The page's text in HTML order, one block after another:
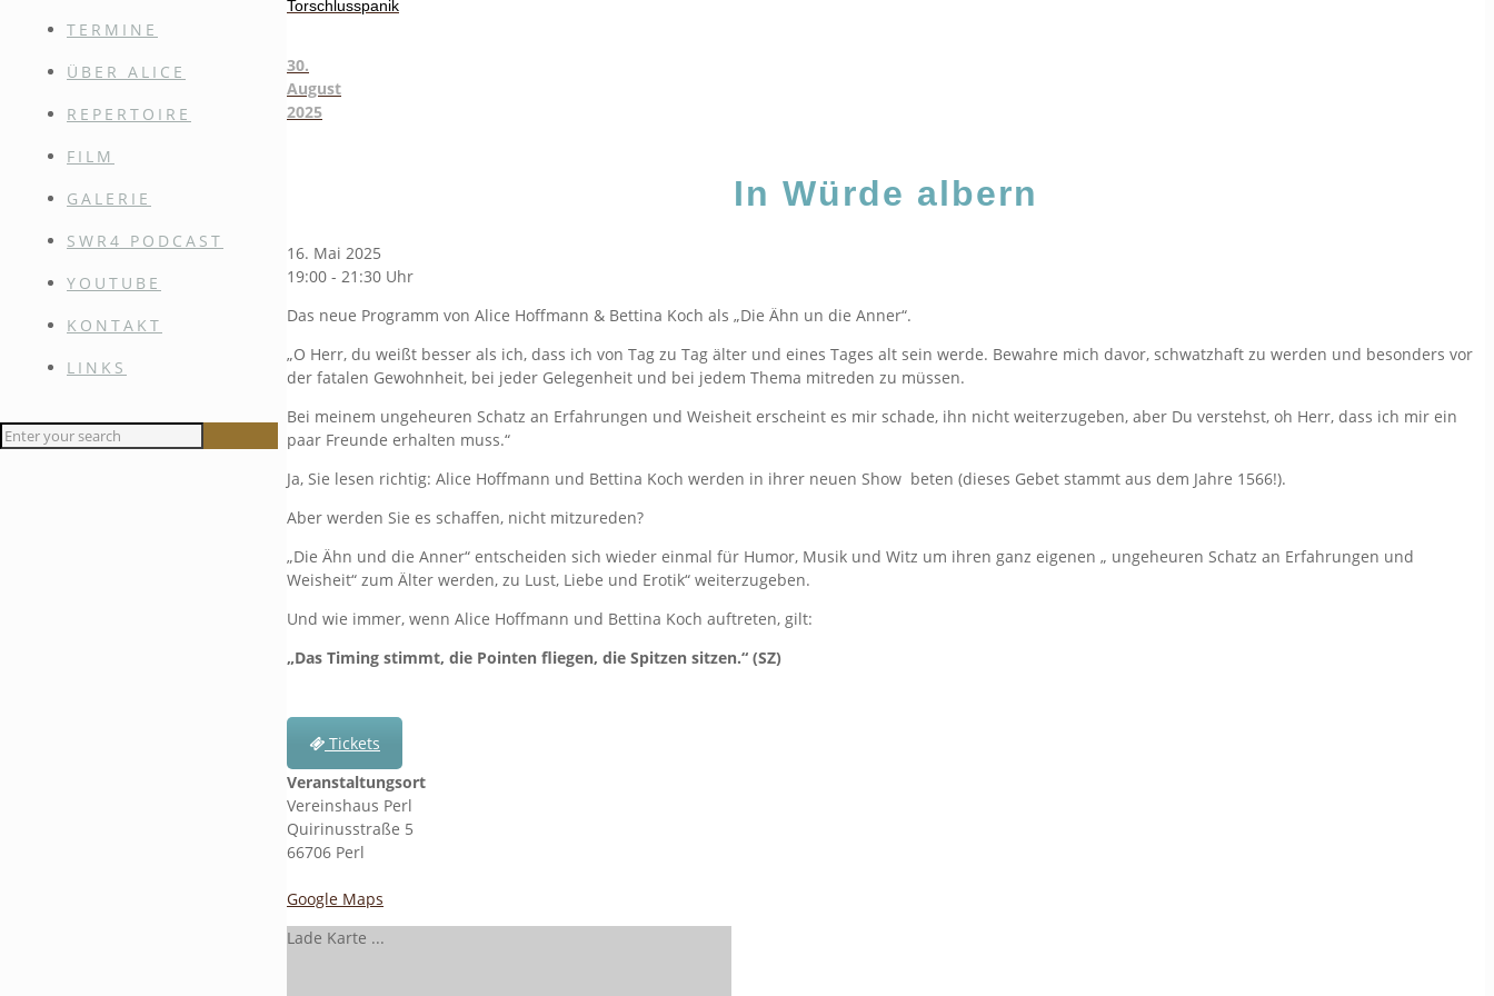
TERMINE
ÜBER ALICE
REPERTOIRE
FILM
GALERIE
SWR4 PODCAST
YOUTUBE
KONTAKT
LINKS
Torschlusspanik
30.
August
2025
In Würde albern
16. Mai 2025
19:00 - 21:30 Uhr
Das neue Programm von Alice Hoffmann & Bettina Koch als „Die Ähn un die Anner“.
„O Herr, du weißt besser als ich, dass ich von Tag zu Tag älter und eines Tages alt sein werde. Bewahre mich davor, schwatzhaft zu werden und besonders vor
der fatalen Gewohnheit, bei jeder Gelegenheit und bei jedem Thema mitreden zu müssen.
Bei meinem ungeheuren Schatz an Erfahrungen und Weisheit erscheint es mir schade, ihn nicht weiterzugeben, aber Du verstehst, oh Herr, dass ich mir ein
paar Freunde erhalten muss.“
Ja, Sie lesen richtig: Alice Hoffmann und Bettina Koch werden in ihrer neuen Show beten (dieses Gebet stammt aus dem Jahre 1566!).
Aber werden Sie es schaffen, nicht mitzureden?
„Die Ähn und die Anner“ entscheiden sich wieder einmal für Humor, Musik und Witz um ihren ganz eigenen „ ungeheuren Schatz an Erfahrungen und
Weisheit“ zum Älter werden, zu Lust, Liebe und Erotik“ weiterzugeben.
Und wie immer, wenn Alice Hoffmann und Bettina Koch auftreten, gilt:
„Das Timing stimmt, die Pointen fliegen, die Spitzen sitzen.“ (SZ)
Tickets
Veranstaltungsort
Vereinshaus Perl
Quirinusstraße 5
66706 Perl
Google Maps
Lade Karte ...